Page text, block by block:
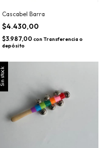
Cascabel Barra
$4.430,00
$3.987,00 con Transferencia o
depósito
Sin stock